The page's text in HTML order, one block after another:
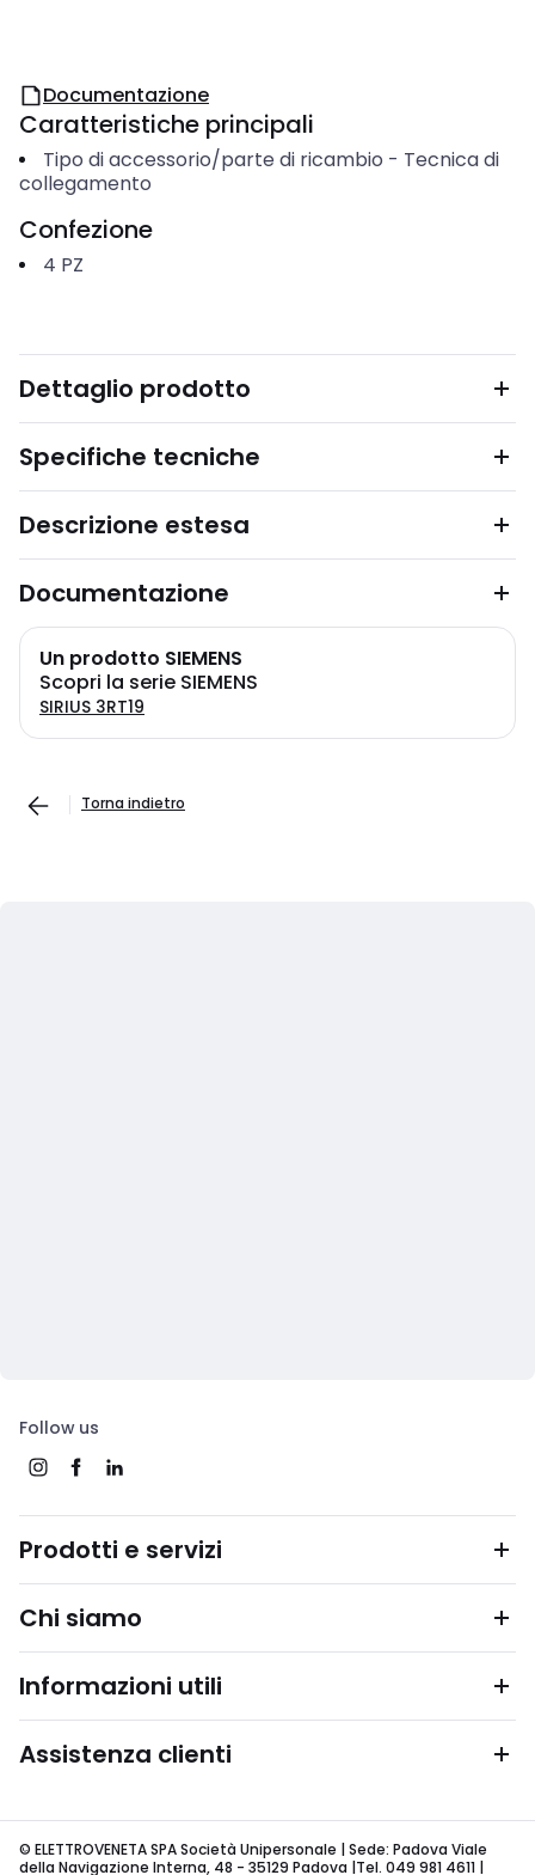
Documentazione
Caratteristiche principali
Tipo di accessorio/parte di ricambio - Tecnica di
collegamento
Confezione
4 PZ
Dettaglio prodotto
Specifiche tecniche
Descrizione estesa
Documentazione
Un prodotto SIEMENS
Scopri la serie SIEMENS
SIRIUS 3RT19
Torna indietro
Follow us
Prodotti e servizi
Chi siamo
Informazioni utili
Assistenza clienti
© ELETTROVENETA SPA Società Unipersonale | Sede: Padova Viale
della Navigazione Interna, 48 - 35129 Padova |Tel. 049 981 4611 |